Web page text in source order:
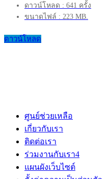
ดาวน์โหลด : 641 ครั้ง
ขนาดไฟล์ : 223 MB.
ดาวน์โหลด
ศูนย์ช่วยเหลือ
เกี่ยวกับเรา
ติดต่อเรา
ร่วมงานกับเรา4
แผนผังเว็บไซต์